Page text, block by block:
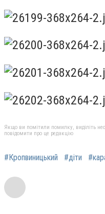
Якщо ви помітили помилку, виділіть
повідомити про це редакцію
#Кропвиницький #діти